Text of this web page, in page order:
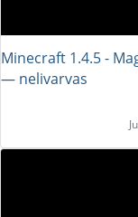
Minecraft 1.4.5 -
― nelivarvas